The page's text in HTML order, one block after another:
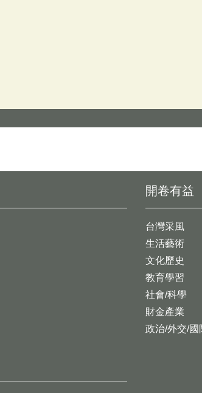
開卷有益
台灣采風
生活藝術
文化歷史
教育學習
社會/科學
財金產業
政治/外交/國